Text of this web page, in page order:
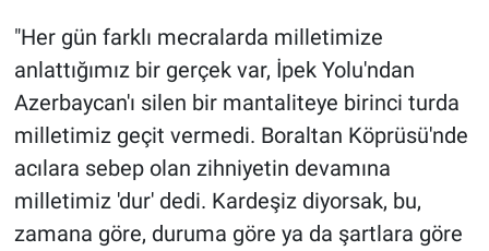
"Her gün farklı mecralarda milletimize
anlattığımız bir gerçek var, İpek Yolu'ndan
Azerbaycan'ı silen bir mantaliteye birinci turda
milletimiz geçit vermedi. Boraltan Köprüsü'nde
acılara sebep olan zihniyetin devamına
milletimiz 'dur' dedi. Kardeşiz diyorsak, bu,
zamana göre, duruma göre ya da şartlara göre